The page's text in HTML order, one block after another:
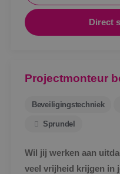
Direct
Projectmonteur
Beveiligingstechniek
Sprundel
Wil jij werken aan
veel vrijheid krijgen in